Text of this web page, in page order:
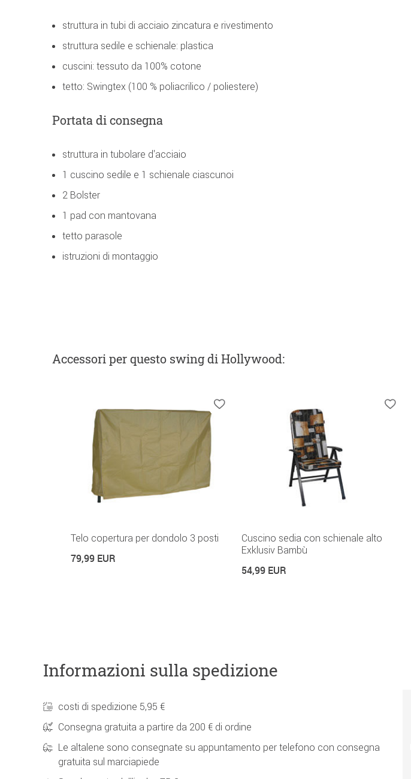
struttura in tubi di acciaio zincatura e rivestimento
struttura sedile e schienale: plastica
cuscini: tessuto da 100% cotone
tetto: Swingtex (100 % poliacrilico / poliestere)
Portata di consegna
struttura in tubolare d'acciaio
1 cuscino sedile e 1 schienale ciascunoi
2 Bolster
1 pad con mantovana
tetto parasole
istruzioni di montaggio
Accessoriper questo swing di Hollywood:
Telo copertura per dondolo 3 posti
79,99 EUR
Cuscino sedia con schienale alto
Exklusiv Bambù
54,99 EUR
Informazioni sulla spedizione
costi di spedizione 5,95 €
Consegna gratuita a partire da 200 € di ordine
Le altalene sono consegnate su appuntamento per telefono con consegna
gratuita sul marciapiede